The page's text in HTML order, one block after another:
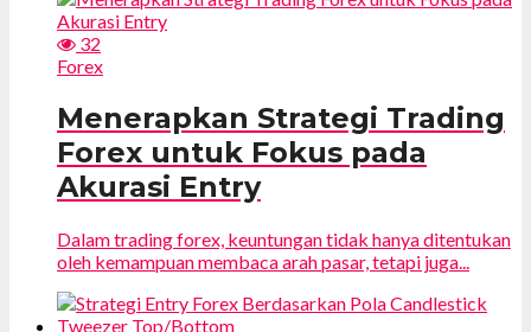
32
Forex
Menerapkan Strategi Trading
Forex untuk Fokus pada
Akurasi Entry
Dalam trading forex, keuntungan tidak hanya ditentukan
oleh kemampuan membaca arah pasar, tetapi juga...